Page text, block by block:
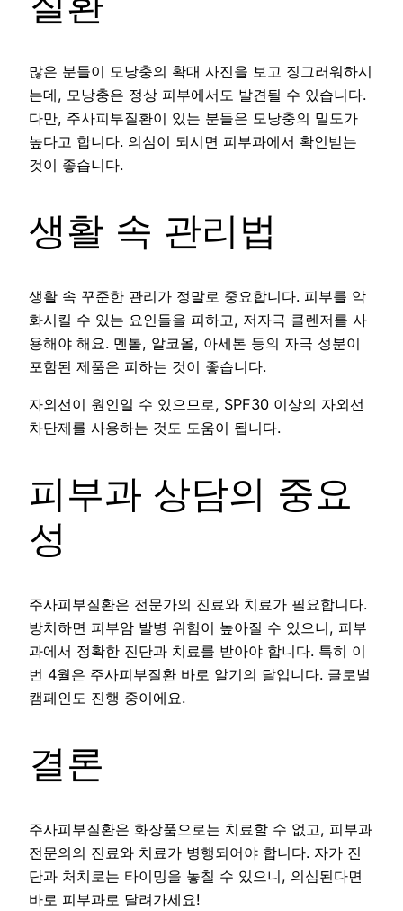
많은 분들이 모낭충의 확대 사진을 보고 징그러워하시
는데, 모낭충은 정상 피부에서도 발견될 수 있습니다.
다만, 주사피부질환이 있는 분들은 모낭충의 밀도가
높다고 합니다. 의심이 되시면 피부과에서 확인받는
것이 좋습니다.
생활 속 관리법
생활 속 꾸준한 관리가 정말로 중요합니다. 피부를 악
화시킬 수 있는 요인들을 피하고, 저자극 클렌저를 사
용해야 해요. 멘톨, 알코올, 아세톤 등의 자극 성분이
포함된 제품은 피하는 것이 좋습니다.
자외선이 원인일 수 있으므로, SPF30 이상의 자외선
차단제를 사용하는 것도 도움이 됩니다.
피부과 상담의 중요
성
주사피부질환은 전문가의 진료와 치료가 필요합니다.
방치하면 피부암 발병 위험이 높아질 수 있으니, 피부
과에서 정확한 진단과 치료를 받아야 합니다. 특히 이
번 4월은 주사피부질환 바로 알기의 달입니다. 글로벌
캠페인도 진행 중이에요.
결론
주사피부질환은 화장품으로는 치료할 수 없고, 피부과
전문의의 진료와 치료가 병행되어야 합니다. 자가 진
단과 처치로는 타이밍을 놓칠 수 있으니, 의심된다면
바로 피부과로 달려가세요!